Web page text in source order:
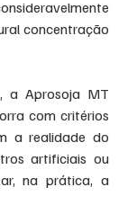
concentração
a Aprosoja MT
com critérios
a realidade do
artificiais ou
na prática, a